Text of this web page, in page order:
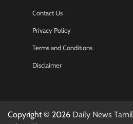
Contact Us
Privacy Policy
Terms and Conditions
Disclaimer
Copyright © 2026 Daily News Tamil